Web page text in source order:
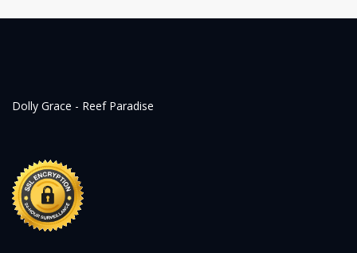
Dolly Grace - Reef Paradise